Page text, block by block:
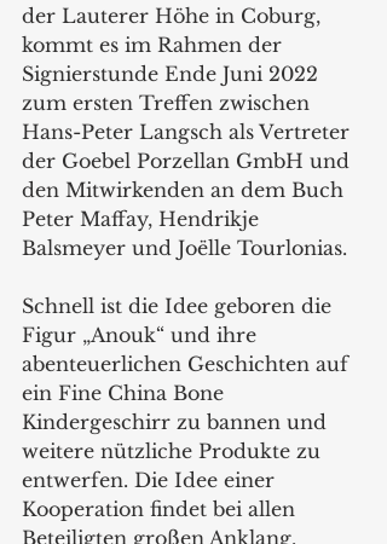
der Lauterer Höhe in Coburg,
kommt es im Rahmen der
Signierstunde Ende Juni 2022
zum ersten Treffen zwischen
Hans-Peter Langsch als Vertreter
der Goebel Porzellan GmbH und
den Mitwirkenden an dem Buch
Peter Maffay, Hendrikje
Balsmeyer und Joëlle Tourlonias.
Schnell ist die Idee geboren die
Figur „Anouk“ und ihre
abenteuerlichen Geschichten auf
ein Fine China Bone
Kindergeschirr zu bannen und
weitere nützliche Produkte zu
entwerfen. Die Idee einer
Kooperation findet bei allen
Beteiligten großen Anklang.